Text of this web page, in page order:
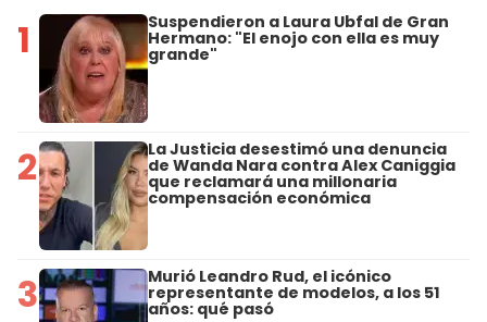
1 Suspendieron a Laura Ubfal de Gran
Hermano: "El enojo con ella es muy
grande"
2 La Justicia desestimó una denuncia
de Wanda Nara contra Alex Caniggia
que reclamará una millonaria
compensación económica
3 Murió Leandro Rud, el icónico
representante de modelos, a los 51
años: qué pasó